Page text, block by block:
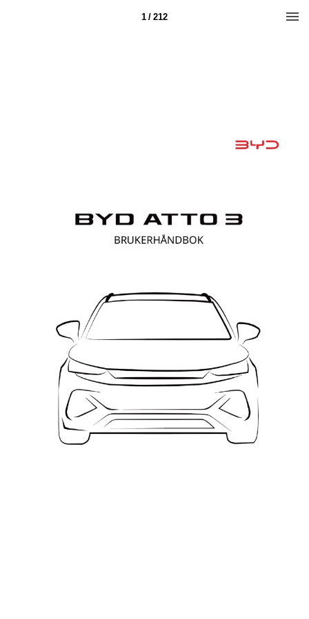
1 / 212